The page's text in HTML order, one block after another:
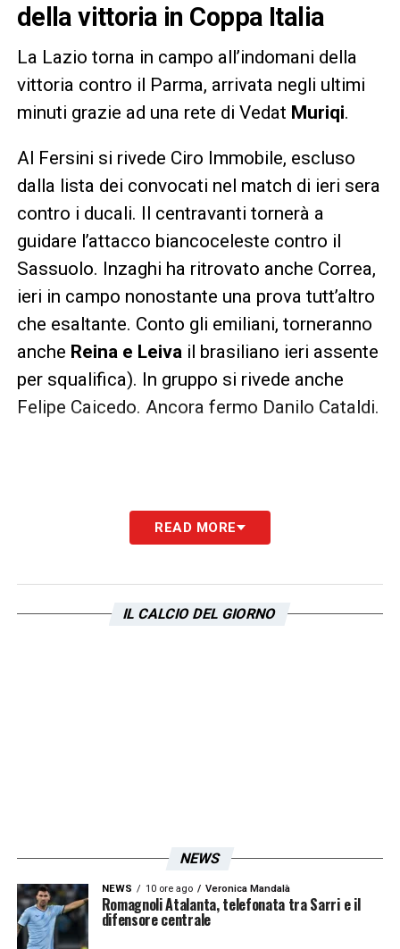
della vittoria in Coppa Italia
La Lazio torna in campo all’indomani della
vittoria contro il Parma, arrivata negli ultimi
minuti grazie ad una rete di Vedat Muriqi.
Al Fersini si rivede Ciro Immobile, escluso
dalla lista dei convocati nel match di ieri sera
contro i ducali. Il centravanti tornerà a
guidare l’attacco biancoceleste contro il
Sassuolo. Inzaghi ha ritrovato anche Correa,
ieri in campo nonostante una prova tutt’altro
che esaltante. Conto gli emiliani, torneranno
anche Reina e Leiva il brasiliano ieri assente
per squalifica). In gruppo si rivede anche
Felipe Caicedo. Ancora fermo Danilo Cataldi.
READ MORE
IL CALCIO DEL GIORNO
NEWS
NEWS 10 ore ago Veronica Mandalà
Romagnoli Atalanta, telefonata tra Sarri e il
difensore centrale